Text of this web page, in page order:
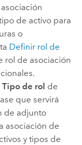
de activo para
o
Definir rol de
rol de asociación
Tipo de rol de
que servirá
de adjunto
asociación de
y tipos de